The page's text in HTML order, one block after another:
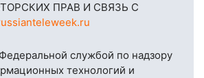
ПРАВ И СВЯЗЬ С
службой по надзору
технологий и